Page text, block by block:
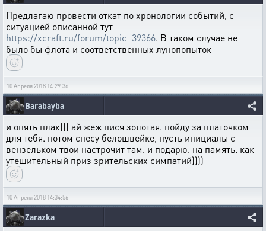
Предлагаю провести откат по хронологии событий, с
ситуацией описанной тут
https://xcraft.ru/forum/topic_39366. В таком случае не
было бы флота и соответственных лунопопыток
10 Апреля 2018 14:29:36
Barabayba
и опять плак))) ай жеж пися золотая. пойду за платочком
для тебя. потом снесу белошвейке, пусть инициалы с
вензельком твои настрочит там. и подарю. на память. как
утешительный приз зрительских симпатий))))
10 Апреля 2018 14:34:56
Zarazka